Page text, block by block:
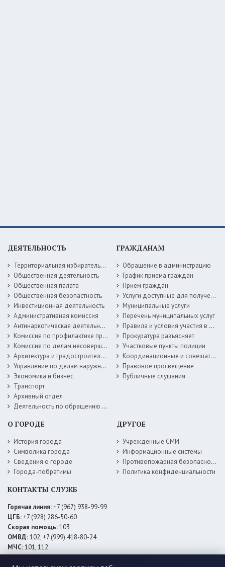
ДЕЯТЕЛЬНОСТЬ
Территориальная избирательная комиссия
Общественная деятельность
Общественная палата
Общественная безопастность
Инвестиционная деятельность
Административная комиссия
Антинаркотическая деятельность
Комиссия по профилактике правонарушений
Комиссия по делам несовершеннолетних
Архитектура и градостроительство
Управление по делам наружной рекламы
Экономика и бизнес
Транспорт
Архивный отдел
Деятельность по обращению с животными без владельцев
ГРАЖДАНАМ
Обращение в администрацию
График приема граждан
Прием граждан
Услуги доступные для получения в электронной форме
Муниципальные услуги
Перечень муниципальных услуг
Правила и условия участия в жилищных программах
Прокуратура разъясняет
Участковые пункты полиции
Координационные и совещательные органы
Правовое просвещение
Публичные слушания
О ГОРОДЕ
История города
Символика города
Сведения о городе
Города-побратимы
ДРУГОЕ
Учрежденные СМИ
Информационные системы
Противопожарная безопасность
Политика конфиденциальности
КОНТАКТЫ СЛУЖБ
Горячая линия:+7 (967) 938-99-99
ЦГБ:+7 (928) 286-50-60
Скорая помощь:103
ОМВД:102, +7 (999) 418-80-24
МЧС:101, 112
ЕДДС:+7 (928) 576-09-83